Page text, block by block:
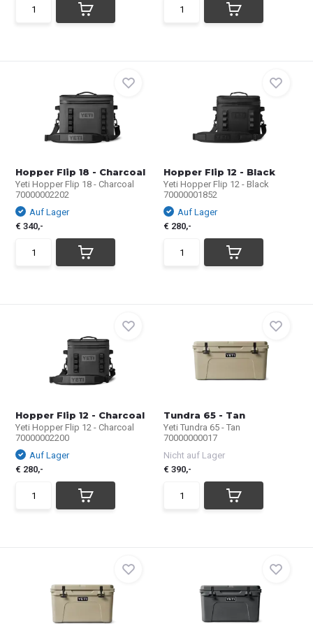
Hopper Flip 18 - Charcoal
Yeti Hopper Flip 18 - Charcoal
70000002202
Auf Lager
€ 340,-
Hopper Flip 12 - Black
Yeti Hopper Flip 12 - Black
70000001852
Auf Lager
€ 280,-
Hopper Flip 12 - Charcoal
Yeti Hopper Flip 12 - Charcoal
70000002200
Auf Lager
€ 280,-
Tundra 65 - Tan
Yeti Tundra 65 - Tan
70000000017
Nicht auf Lager
€ 390,-